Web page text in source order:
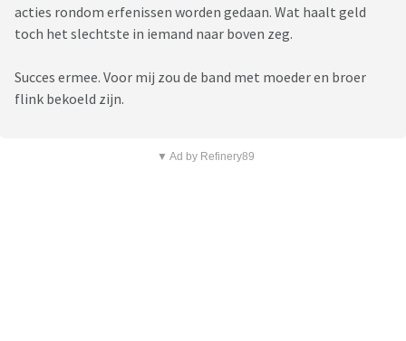
acties rondom erfenissen worden gedaan. Wat haalt geld
toch het slechtste in iemand naar boven zeg.
Succes ermee. Voor mij zou de band met moeder en broer
flink bekoeld zijn.
▼ Ad by Refinery89